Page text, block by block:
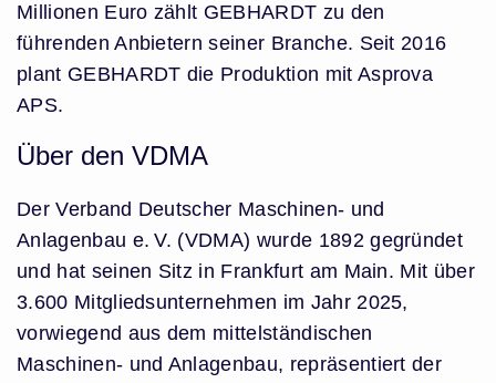
Millionen Euro zählt GEBHARDT zu den
führenden Anbietern seiner Branche. Seit 2016
plant GEBHARDT die Produktion mit Asprova
APS.
Über den VDMA
Der Verband Deutscher Maschinen- und
Anlagenbau e. V. (VDMA) wurde 1892 gegründet
und hat seinen Sitz in Frankfurt am Main. Mit über
3.600 Mitgliedsunternehmen im Jahr 2025,
vorwiegend aus dem mittelständischen
Maschinen- und Anlagenbau, repräsentiert der